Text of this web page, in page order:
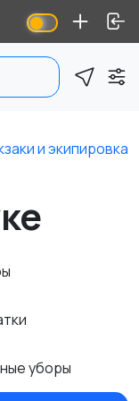
и экипировка
уборы